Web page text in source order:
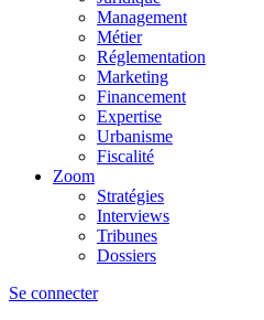
Management
Métier
Réglementation
Marketing
Financement
Expertise
Urbanisme
Fiscalité
Zoom
Stratégies
Interviews
Tribunes
Dossiers
Se connecter